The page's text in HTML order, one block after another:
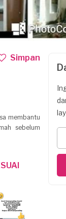
Simpan
membantu
sebelum